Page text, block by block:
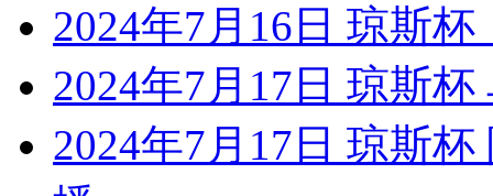
2024年7月16日 琼斯
2024年7月17日 琼斯
2024年7月17日 琼斯